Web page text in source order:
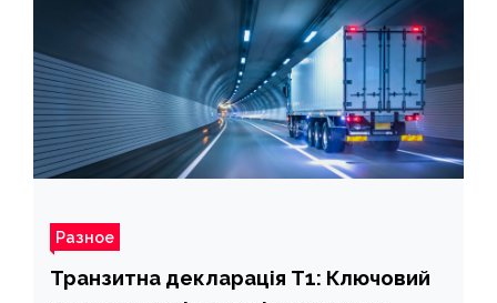
Разное
Транзитна декларація Т1: Ключовий